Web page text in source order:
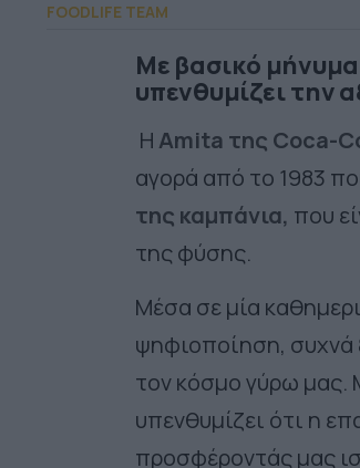
FOODLIFE TEAM
Με βασικό
υπενθυμίζει την
Η Amita της Coca-
αγορά από το 1983
της καμπάνια, που
της φύσης.
Μέσα σε μία
ψηφιοποίηση, συχνά
τον κόσμο γύρω μας.
υπενθυμίζει ότι η
προσφέροντάς μας